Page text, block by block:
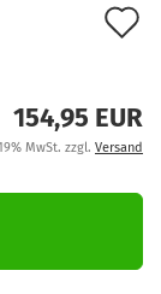
154,95 EUR
MwSt. zzgl. Versand